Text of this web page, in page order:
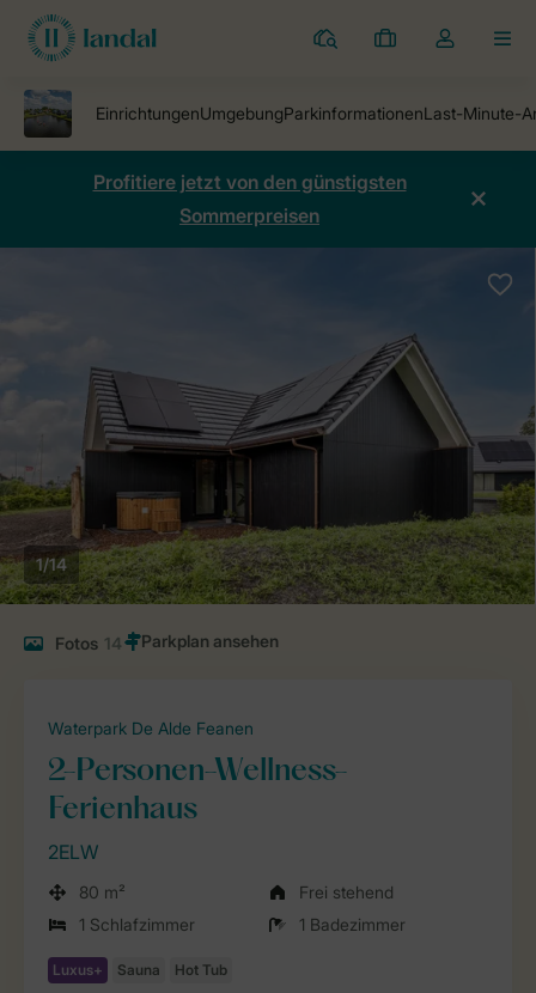
Ferienparks
Meine
Dropdown-
öffnen
Profitiere jetzt von den günstigsten
Sommerpreisen
1/14
Fotos 14
Waterpark De Alde Feanen
2-Personen-Wellness-
Ferienhaus
2ELW
80 m²
Frei stehend
1 Schlafzimmer
1 Badezimmer